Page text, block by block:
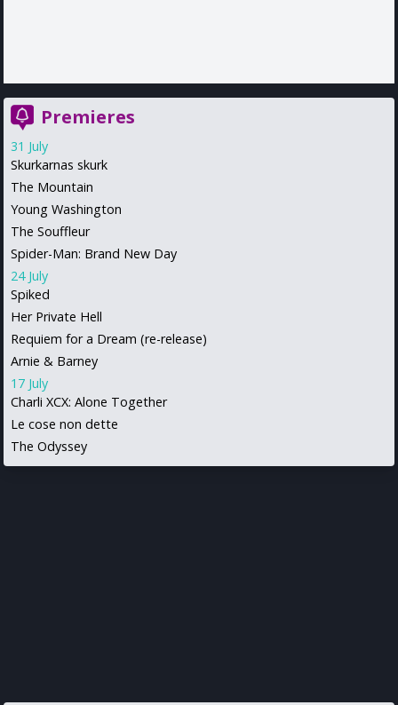
Premieres
31 July
Skurkarnas skurk
The Mountain
Young Washington
The Souffleur
Spider-Man: Brand New Day
24 July
Spiked
Her Private Hell
Requiem for a Dream (re-release)
Arnie & Barney
17 July
Charli XCX: Alone Together
Le cose non dette
The Odyssey